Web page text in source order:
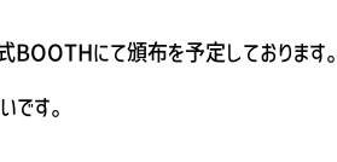
BOOTHにて頒布を予定しております。
す。